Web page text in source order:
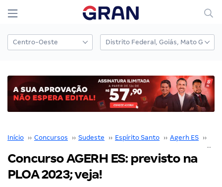
Início ›› Concursos ›› Sudeste ›› Espírito Santo ›› Agerh ES ››
Concurso AGERH ES: previsto na
PLOA 2023; veja!